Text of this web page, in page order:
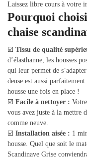
Laissez libre cours à votre
Pourquoi
chaise
☑️ Tissu de qualité
d’élasthanne, les housses
qui leur permet de
dense est aussi
housse une fois en place !
☑️ Facile à nettoyer :
vous avez juste à la mettre
comme neuve.
☑️ Installation aisée : 1
housse. Quel que soit le
Scandinave Grise